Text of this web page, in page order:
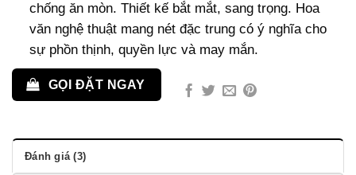
chống ăn mòn. Thiết kế bắt mắt, sang trọng. Hoa
văn nghệ thuật mang nét đặc trung có ý nghĩa cho
sự phồn thịnh, quyền lực và may mắn.
GỌI ĐẶT NGAY
Đánh giá (3)